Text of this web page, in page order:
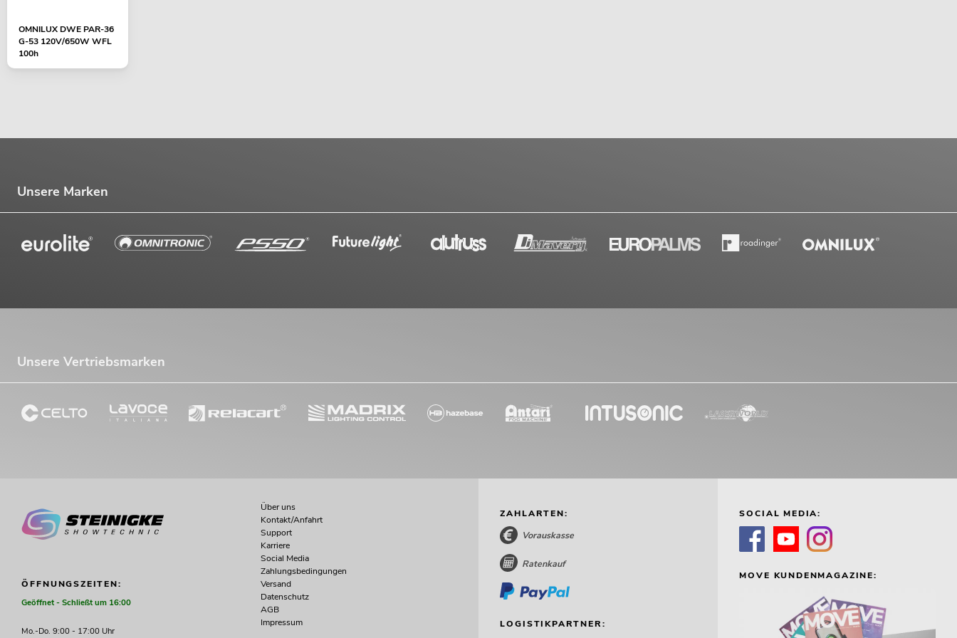
OMNILUX DWE PAR-36
G-53 120V/650W WFL
100h
Unsere Marken
Unsere Vertriebsmarken
ÖFFNUNGSZEITEN:
Geöffnet - Schließt um 16:00
Mo.-Do. 9:00 - 17:00 Uhr
Über uns
Kontakt/Anfahrt
Support
Karriere
Social Media
Zahlungsbedingungen
Versand
Datenschutz
AGB
Impressum
ZAHLARTEN:
Vorauskasse
Ratenkauf
LOGISTIKPARTNER:
SOCIAL MEDIA:
MOVE KUNDENMAGAZINE: